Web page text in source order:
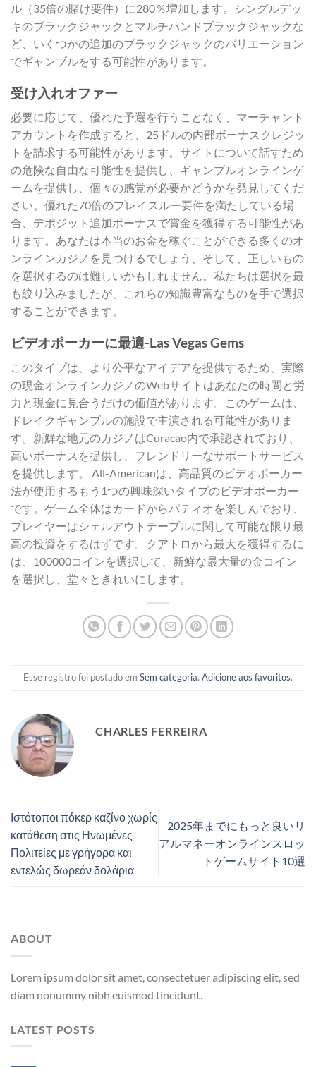
ル（35倍の賭け要件）に280％増加します。シングルデッ
キのブラックジャックとマルチハンドブラックジャックな
ど、いくつかの追加のブラックジャックのバリエーション
でギャンブルをする可能性があります。
受け入れオファー
必要に応じて、優れた予選を行うことなく、マーチャント
アカウントを作成すると、25ドルの内部ボーナスクレジッ
トを請求する可能性があります。サイトについて話すため
の危険な自由な可能性を提供し、ギャンブルオンラインゲ
ームを提供し、個々の感覚が必要かどうかを発見してくだ
さい。優れた70倍のプレイスルー要件を満たしている場
合、デポジット追加ボーナスで賞金を獲得する可能性があ
ります。あなたは本当のお金を稼ぐことができる多くのオ
ンラインカジノを見つけるでしょう、そして、正しいもの
を選択するのは難しいかもしれません。私たちは選択を最
も絞り込みましたが、これらの知識豊富なものを手で選択
することができます。
ビデオポーカーに最適-Las Vegas Gems
このタイプは、より公平なアイデアを提供するため、実際
の現金オンラインカジノのWebサイトはあなたの時間と労
力と現金に見合うだけの価値があります。このゲームは、
ドレイクギャンブルの施設で主演される可能性がありま
す。新鮮な地元のカジノはCuracao内で承認されており、
高いボーナスを提供し、フレンドリーなサポートサービス
を提供します。 All-Americanは、高品質のビデオポーカー
法が使用するもう1つの興味深いタイプのビデオポーカー
です。ゲーム全体はカードからパティオを楽しんでおり、
プレイヤーはシェルアウトテーブルに関して可能な限り最
高の投資をするはずです。クアトロから最大を獲得するに
は、100000コインを選択して、新鮮な最大量の金コイン
を選択し、堂々ときれいにします。
Esse registro foi postado em Sem categoria. Adicione aos favoritos.
CHARLES FERREIRA
Ιστότοποι πόκερ καζίνο χωρίς
κατάθεση στις Ηνωμένες
Πολιτείες με γρήγορα και
εντελώς δωρεάν δολάρια
2025年までにもっと良いリ
アルマネーオンラインスロッ
トゲームサイト10選
ABOUT
Lorem ipsum dolor sit amet, consectetuer adipiscing elit, sed
diam nonummy nibh euismod tincidunt.
LATEST POSTS